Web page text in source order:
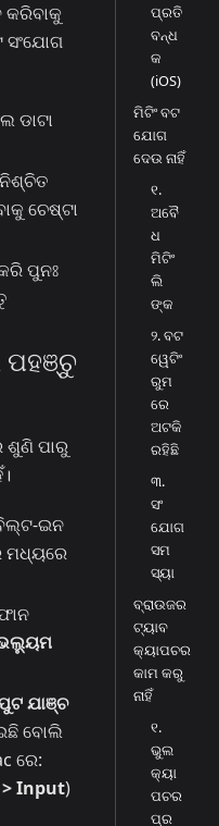
କରିବାକୁ
ସଂଯୋଗ
ଡାଟା
ଚେଷ୍ଟା
ପୁନଃ
ପହଞ୍ଚୁ
ଶୁଣି ପାରୁ
ଇନ
ମଧ୍ୟରେ
ଯାଞ୍ଚ
ବୋଲି
ରେ:
> Input)
ପ୍ରତି
ବନ୍ଧ
କ
(iOS)
ମିଟିଂ ବଟ
ଯୋଗ
ଦେଉ ନାହିଁ
୧.
ଅବୈ
ଧ
ମିଟିଂ
ଲି
ଙ୍କ
୨. ବଟ
ୱେଟିଂ
ରୁମ
ରେ
ଅଟକି
ରହିଛି
୩.
ସଂ
ଯୋଗ
ସମ
ସ୍ୟା
ବ୍ରାଉଜର
ଟ୍ୟାବ
କ୍ୟାପଚର
କାମ କରୁ
ନାହିଁ
୧.
ଭୁଲ
କ୍ୟା
ପଚର
ପ୍ର